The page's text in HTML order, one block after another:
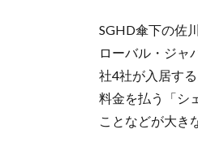
SGHD傘下の佐
ローバル・ジャ
社4社が入居す
料金を払う「シ
ことなどが大き